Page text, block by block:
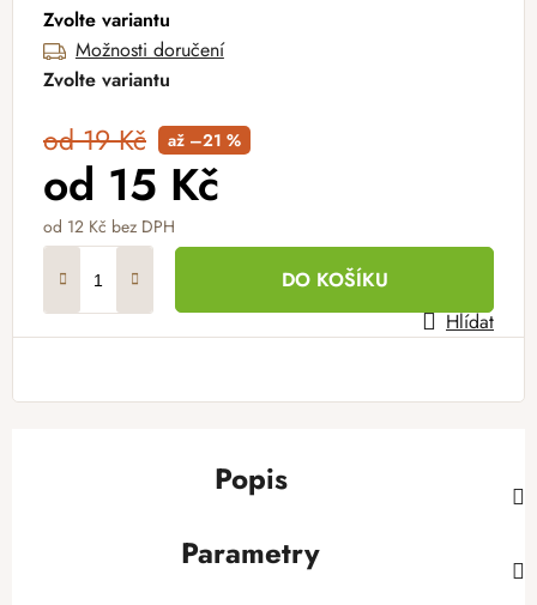
Zvolte variantu
Možnosti doručení
Zvolte variantu
od 19 Kč až –21 %
od 15 Kč
od 12 Kč bez DPH
DO KOŠÍKU
Hlídat
Popis
Parametry